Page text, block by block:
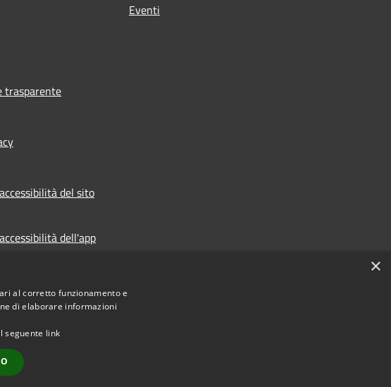
Eventi
trasparente
del sito
dell'app
2025
© 2026 • Comune di Casalmaggiore • Powered by
×
al corretto funzionamento e
di elaborare informazioni
seguente link